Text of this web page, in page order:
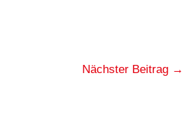
Nächster Beitrag →